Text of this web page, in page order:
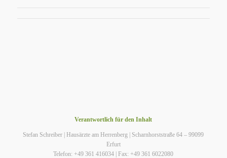
Verantwortlich für den Inhalt
Stefan Schreiber | Hausärzte am Herrenberg | Scharnhorststraße 64 – 99099
Erfurt
Telefon: +49 361 416034 | Fax: +49 361 6022080